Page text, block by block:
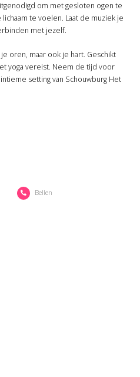
om met gesloten ogen te
te voelen. Laat de muziek je
met jezelf.
oren, maar ook je hart. Geschikt
yoga vereist. Neem de tijd voor
setting van Schouwburg Het
Bellen